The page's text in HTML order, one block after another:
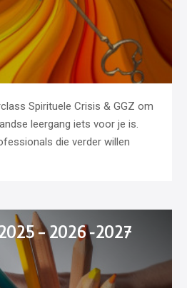
Spirituele Crisis & GGZ om
leergang iets voor je is.
die verder willen
– 2026 -2027